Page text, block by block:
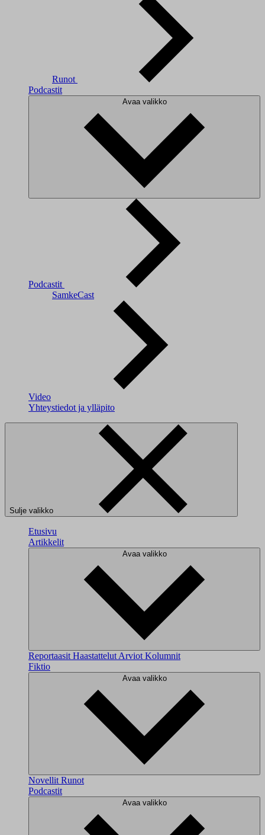
Runot
Podcastit
Avaa valikko
Podcastit
SamkeCast
Video
Yhteystiedot ja ylläpito
Sulje valikko
Etusivu
Artikkelit
Avaa valikko
Reportaasit Haastattelut Arviot Kolumnit
Fiktio
Avaa valikko
Novellit Runot
Podcastit
Avaa valikko